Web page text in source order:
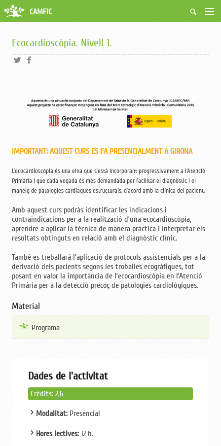
Qui som
Fes-te soci
Activitats
Biblioteca
CAMFiC
Ecocardioscòpia. Nivell 1.
IMPORTANT: AQUEST CURS ES FA PRESENCIALMENT A GIRONA
L’ecocardioscòpia és una eina que s’està incorporant progressivament a l’Atenció
Primària i que cada vegada és més demandada per facilitar el diagnòstic i el
maneig de patologies cardíaques estructurals, d’acord amb la clínica del pacient.
Amb aquest curs podràs identificar les indicacions i
contraindicacions per a la realització d’una ecocardioscòpia,
aprendre a aplicar la tècnica de manera pràctica i interpretar els
resultats obtinguts en relació amb el diagnòstic clínic.
També es treballarà l’aplicació de protocols assistencials per a la
derivació dels pacients segons les troballes ecogràfiques, tot
posant en valor la importància de l’ecocardioscòpia en l’Atenció
Primària per a la detecció precoç de patologies cardiològiques.
Material
Programa
Dades de l'activitat
Crèdits: 2,6
Modalitat: Presencial
Hores lectives: 12 h.